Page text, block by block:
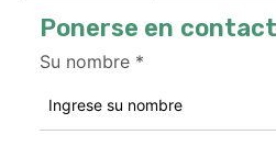
Ponerse en
Su nombre *